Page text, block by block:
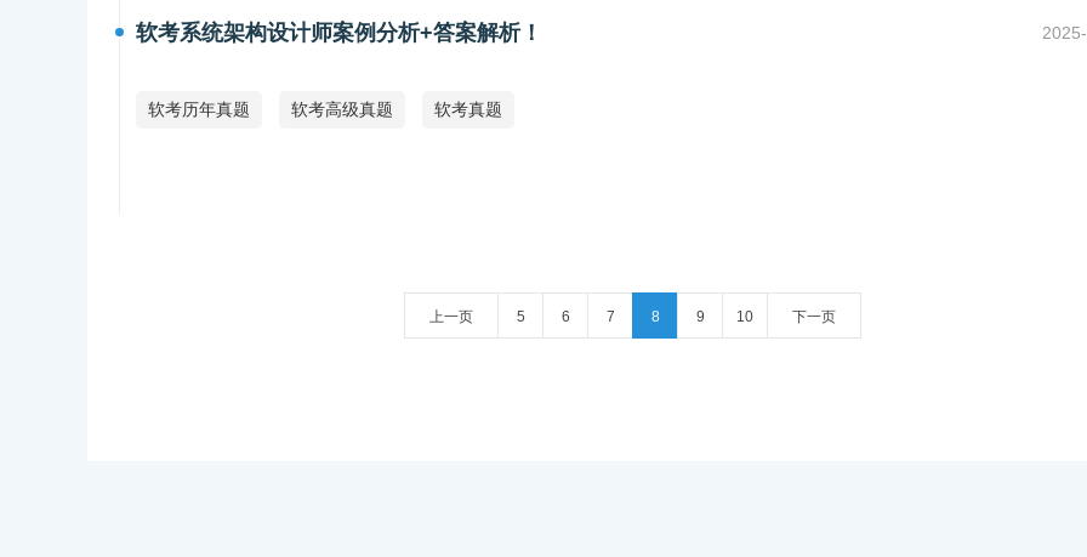
软考系统架构设计师案例分析+答案解析！
软考历年真题 软考高级真题 软考真题
上一页 5 6 7 8 9 10 下一页